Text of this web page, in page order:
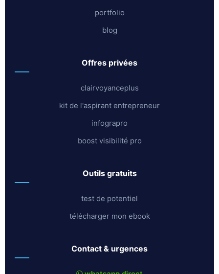
portfolio
blog
offres privées
clairvoyanceplus
kit de l'aspirant entrepreneur
infograpro
boost visibilité pro
outils gratuits
test de potentiel
télécharger mon ebook
contact & urgences